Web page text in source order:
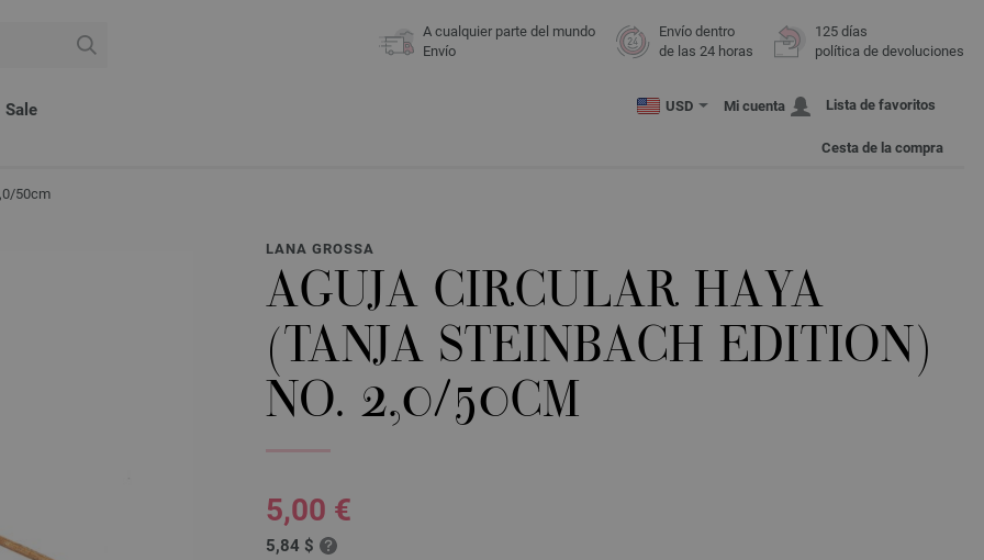
A cualquier parte del mundo
Envío
Envío dentro
de las 24 horas
125 días
política de devoluciones
Sale USD Mi cuenta Lista de favoritos
Cesta de la compra
50cm
LANA GROSSA
AGUJA CIRCULAR HAYA
(TANJA STEINBACH EDITION)
NO. 2,0/50CM
5,00 €
5,84 $